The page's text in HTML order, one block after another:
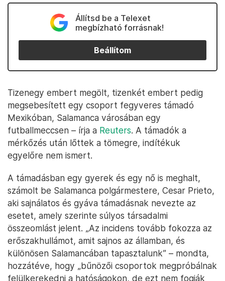
Állítsd be a Telexet
megbízható forrásnak!
Beállítom
Tizenegy embert megölt, tizenkét embert pedig
megsebesített egy csoport fegyveres támadó
Mexikóban, Salamanca városában egy
futballmeccsen – írja a Reuters. A támadók a
mérkőzés után lőttek a tömegre, indítékuk
egyelőre nem ismert.
A támadásban egy gyerek és egy nő is meghalt,
számolt be Salamanca polgármestere, Cesar Prieto,
aki sajnálatos és gyáva támadásnak nevezte az
esetet, amely szerinte súlyos társadalmi
összeomlást jelent. „Az incidens tovább fokozza az
erőszakhullámot, amit sajnos az államban, és
különösen Salamancában tapasztalunk” – mondta,
hozzátéve, hogy „bűnözői csoportok megpróbálnak
felülkerekedni a hatóságokon, de ezt nem fogják